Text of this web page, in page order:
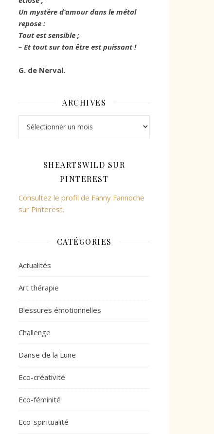
Un mystère d’amour dans le métal
repose :
Tout est sensible ;
– Et tout sur ton être est puissant !
G. de Nerval.
ARCHIVES
SHEARTSWILD SUR
PINTEREST
Consultez le profil de Fanny Fannoche
sur Pinterest.
CATÉGORIES
Actualités
Art thérapie
Blessures émotionnelles
Challenge
Danse de la Lune
Eco-créativité
Eco-féminité
Eco-spiritualité